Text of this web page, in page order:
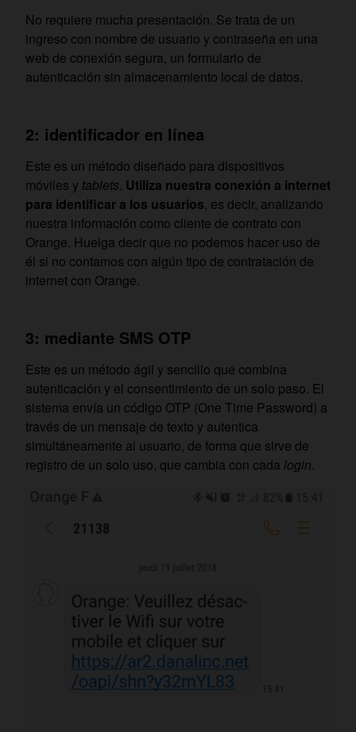
No requiere mucha presentación. Se trata de un
ingreso con nombre de usuario y contraseña en una
web de conexión segura, un formulario de
autenticación sin almacenamiento local de datos.
2: identificador en línea
Este es un método diseñado para dispositivos
móviles y tablets. Utiliza nuestra conexión a internet
para identificar a los usuarios, es decir, analizando
nuestra información como cliente de contrato con
Orange. Huelga decir que no podemos hacer uso de
él si no contamos con algún tipo de contratación de
internet con Orange.
3: mediante SMS OTP
Este es un método ágil y sencillo que combina
autenticación y el consentimiento de un solo paso. El
sistema envía un código OTP (One Time Password) a
través de un mensaje de texto y autentica
simultáneamente al usuario, de forma que sirve de
registro de un solo uso, que cambia con cada login.